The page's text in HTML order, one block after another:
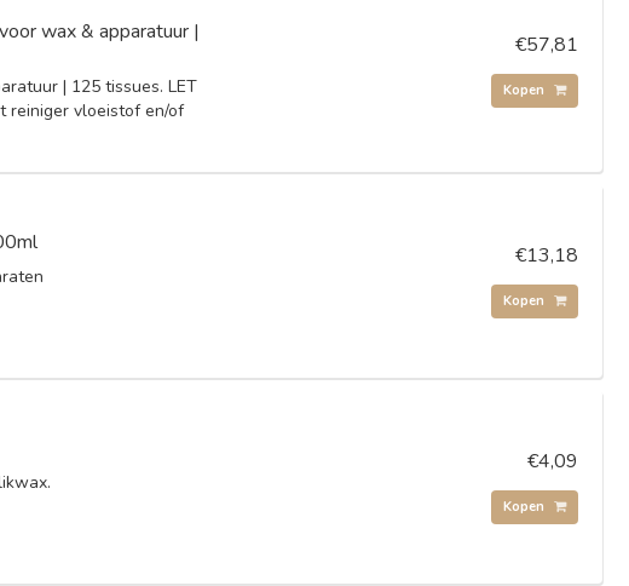
wax & apparatuur |
| 125 tissues. LET
reiniger vloeistof en/of
€57,81
Kopen
€13,18
Kopen
€4,09
Kopen